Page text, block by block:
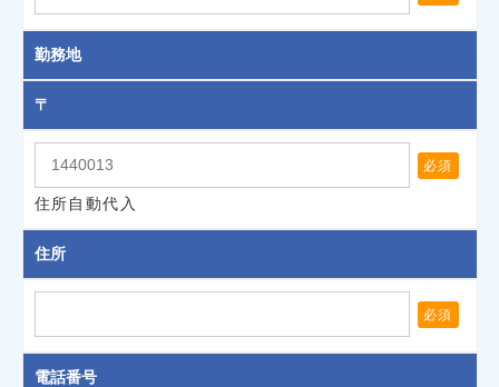
勤務地
〒
必須
住所自動代入
住所
必須
電話番号